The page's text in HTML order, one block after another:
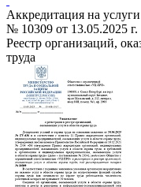
Аккредитация на
№ 10309 от 13.05.2025 г.
Реестр организаций,
труда